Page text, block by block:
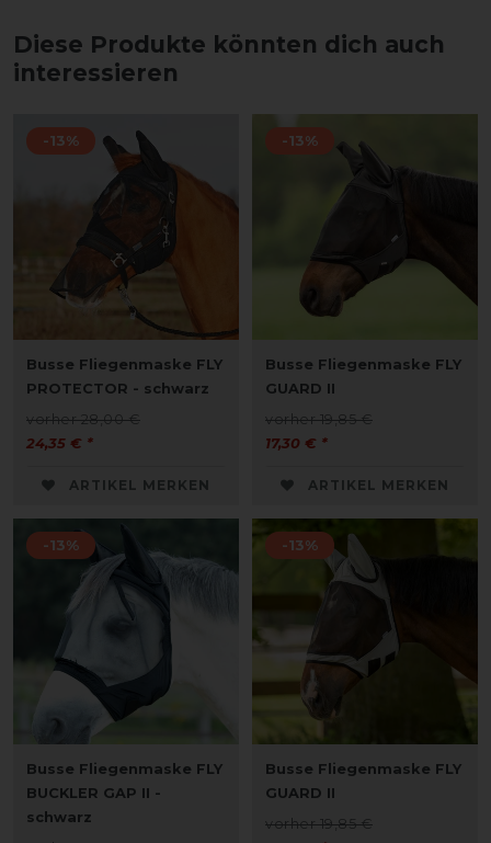
Diese Produkte könnten dich auch
interessieren
-13%
Busse Fliegenmaske FLY
PROTECTOR - schwarz
vorher 28,00 €
24,35 € *
ARTIKEL MERKEN
-13%
Busse Fliegenmaske FLY
GUARD II
vorher 19,85 €
17,30 € *
ARTIKEL MERKEN
-13%
Busse Fliegenmaske FLY
BUCKLER GAP II -
schwarz
-13%
Busse Fliegenmaske FLY
GUARD II
vorher 19,85 €